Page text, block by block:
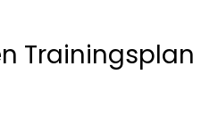
Trainingsplan